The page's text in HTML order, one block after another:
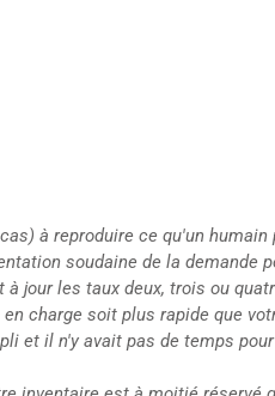
à reproduire ce qu'un humain
soudaine de la demande
jour les taux deux, trois ou
charge soit plus rapide que
et il n'y avait pas de temps